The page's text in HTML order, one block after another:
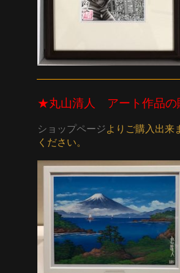
★丸山清人 アート作品の
ショップページよりご購入出来
ください。